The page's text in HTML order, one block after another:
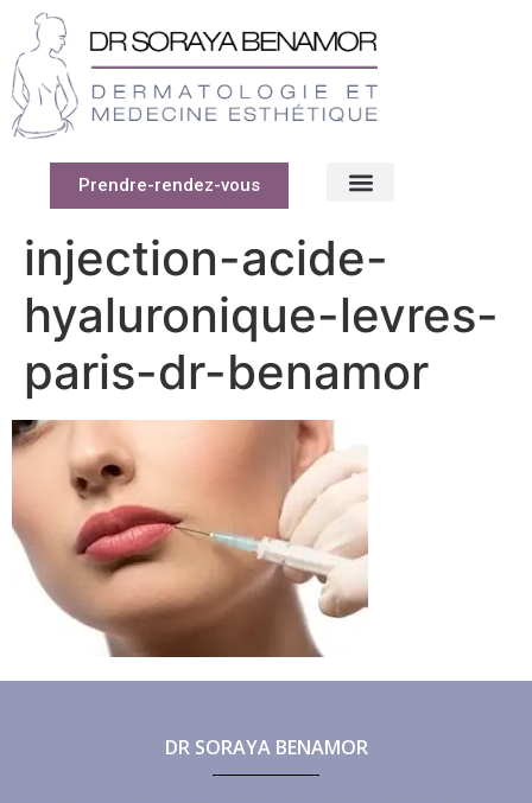
Prendre-rendez-vous
injection-acide-
hyaluronique-levres-
paris-dr-benamor
DR SORAYA BENAMOR